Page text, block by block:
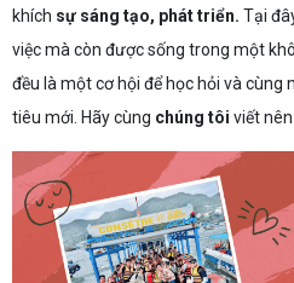
khích sự sáng tạo, phát triển. Tại
việc mà còn được sống trong một
đều là một cơ hội để học hỏi và
tiêu mới. Hãy cùng chúng tôi viết